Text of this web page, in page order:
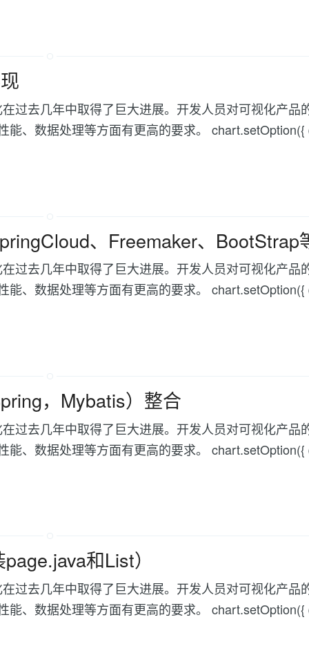
过去几年中取得了巨大进展。开发人员对可视化产品
能、数据处理等方面有更高的要求。 chart.setOption({
、Freemaker、BootStrap
过去几年中取得了巨大进展。开发人员对可视化产品
能、数据处理等方面有更高的要求。 chart.setOption({
，Mybatis）整合
过去几年中取得了巨大进展。开发人员对可视化产品
能、数据处理等方面有更高的要求。 chart.setOption({
和List）
过去几年中取得了巨大进展。开发人员对可视化产品
能、数据处理等方面有更高的要求。 chart.setOption({